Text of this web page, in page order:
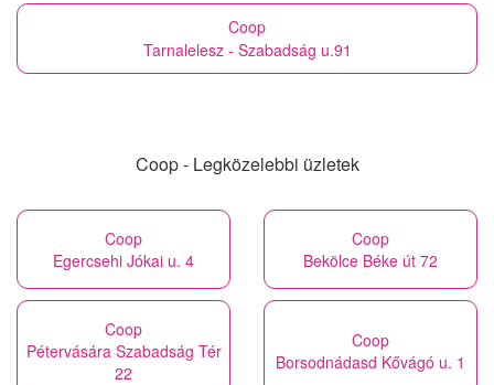
Coop
Tarnalelesz - Szabadság u.91
Coop - Legközelebbi üzletek
Coop
Egercsehi Jókai u. 4
Coop
Bekölce Béke út 72
Coop
Pétervására Szabadság Tér
22
Coop
Borsodnádasd Kővágó u. 1